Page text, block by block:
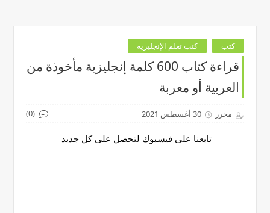
كتب كتب تعلم الإنجليزية
قراءة كتاب 600 كلمة إنجليزية مأخوذة من
العربية أو معربة
محرر 30 أغسطس 2021 (0)
تابعنا على فيسبوك لتحصل على كل جديد